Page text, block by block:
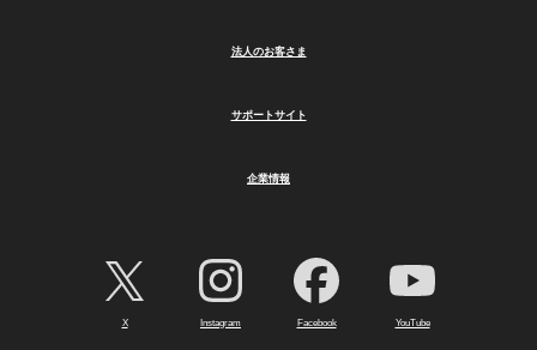
法人のお客さま
サポートサイト
企業情報
X Instagram Facebook YouTube